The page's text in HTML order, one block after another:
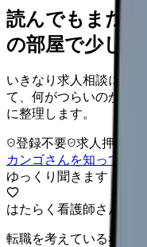
読んでもまだ
の部屋で少し話
いきなり求人相談には
て、何がつらいのか、
に整理します。
登録不要 求人押し売
カンゴさんを知ってから
ゆっくり聞きます
はたらく看護師さん 求人
転職を考えている看護